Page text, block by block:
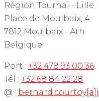
Région Tournai - Lille
Place de Moulbaix, 4
7812 Moulbaix - Ath
Belgique
Port : +32 478 93 00 36
Tél : +32 68 84 22 28
@ :